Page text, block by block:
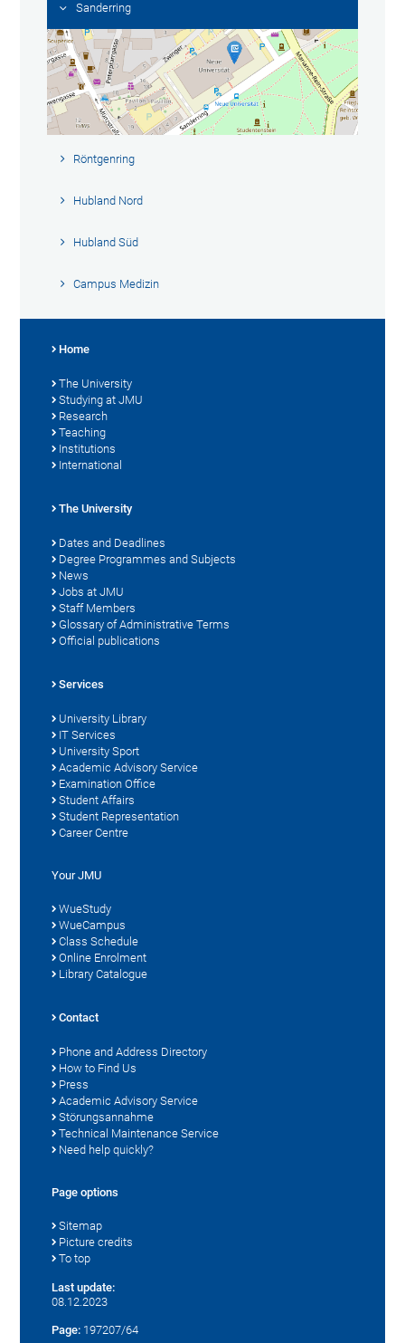
Sanderring
Röntgenring
Hubland Nord
Hubland Süd
Campus Medizin
Home
The University
Studying at JMU
Research
Teaching
Institutions
International
The University
Dates and Deadlines
Degree Programmes and Subjects
News
Jobs at JMU
Staff Members
Glossary of Administrative Terms
Official publications
Services
University Library
IT Services
University Sport
Academic Advisory Service
Examination Office
Student Affairs
Student Representation
Career Centre
Your JMU
WueStudy
WueCampus
Class Schedule
Online Enrolment
Library Catalogue
Contact
Phone and Address Directory
How to Find Us
Press
Academic Advisory Service
Störungsannahme
Technical Maintenance Service
Need help quickly?
Page options
Sitemap
Picture credits
To top
Last update:
08.12.2023
Page: 197207/64